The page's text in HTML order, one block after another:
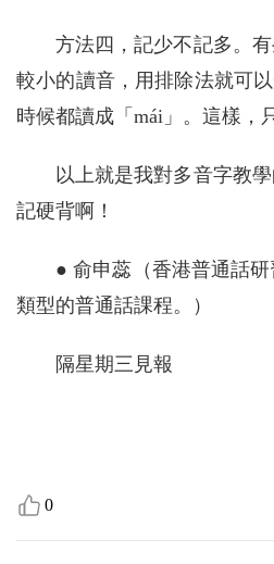
方法四，記少不記多。
較小的讀音，用排除法就可
時候都讀成「mái」。這樣，
以上就是我對多音字教
記硬背啊！
● 俞申蕊（香港普通話
類型的普通話課程。）
隔星期三見報
0